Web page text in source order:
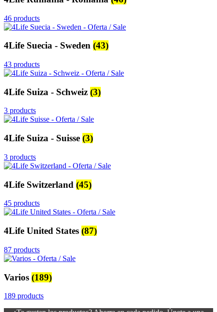
46 products
4Life Suecia - Sweden (43)
43 products
4Life Suiza - Schweiz (3)
3 products
4Life Suiza - Suisse (3)
3 products
4Life Switzerland (45)
45 products
4Life United States (87)
87 products
Varios (189)
189 products